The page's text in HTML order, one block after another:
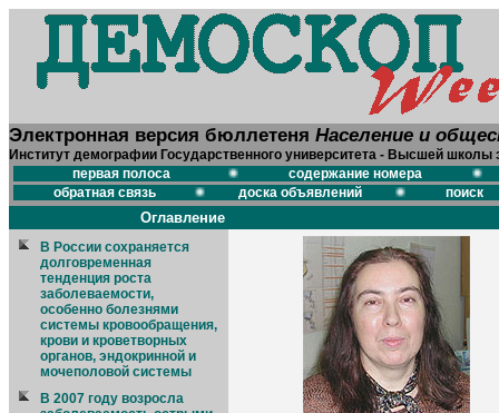
Электронная версия бюллетеня Население и
Институт демографии Государственного университета - Высшей школы
первая полоса
содержание номера
обратная связь
доска объявлений поиск
Оглавление
В России сохраняется
долговременная
тенденция роста
заболеваемости,
особенно болезнями
системы кровообращения,
крови и кроветворных
органов, эндокринной и
мочеполовой системы
В 2007 году возросла